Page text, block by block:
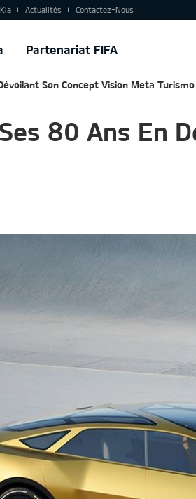
Actualités Contactez-Nous
Partenariat FIFA
Son Concept Vision Meta Turismo
80 Ans En